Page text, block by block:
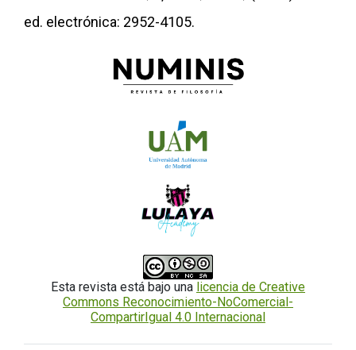
ed. electrónica: 2952-4105.
Esta revista está bajo una licencia de Creative
Commons Reconocimiento-NoComercial-
CompartirIgual 4.0 Internacional